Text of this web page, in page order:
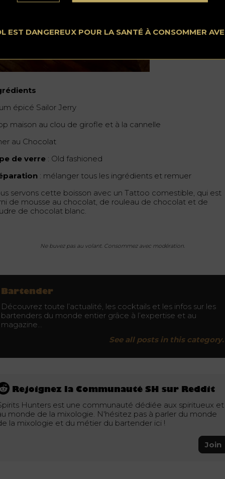
EST DANGEREUX POUR LA SANTÉ À CONSOMMER
épicé Sailor Jerry
maison au clou de girofle et à la cannelle
au Chocolat
de verre : Old fashioned
: mélanger tous les ingrédients et remuer
servons cette boisson avec un Tattoo comestible, qui est
de mousse au chocolat, de rouleau de chocolat et de
de chocolat blanc.
Ne buvez pas au volant. Consommez avec modération.
Bartender
Découvrez toute l’actualité, les cocktails et les infos sur les
bartenders du monde entier grâce à l’expertise et au
magazine…
See all posts in this category.
Rejoignez la Communauté SH sur Reddit
Hunters est une communauté dédiée aux spiritueux et
monde de la mixologie. N'hésitez pas à parler du monde
la mixologie et du métier du bartender ici !
Join